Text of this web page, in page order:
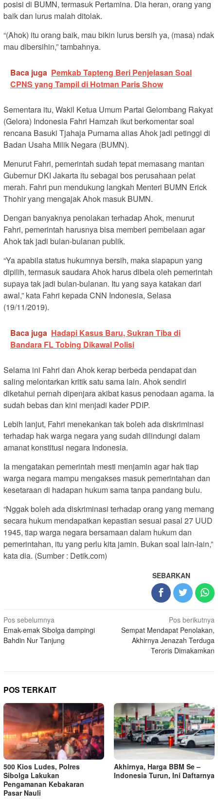
posisi di BUMN, termasuk Pertamina. Dia heran, orang yang
baik dan lurus malah ditolak.
“(Ahok) itu orang baik, mau bikin lurus bersih ya, (masa) ndak
mau dibersihin,” tambahnya.
Baca juga Pemkab Tapteng Beri Penjelasan Soal
CPNS yang Tampil di Hotman Paris Show
Sementara itu, Wakil Ketua Umum Partai Gelombang Rakyat
(Gelora) Indonesia Fahri Hamzah ikut berkomentar soal
rencana Basuki Tjahaja Purnama alias Ahok jadi petinggi di
Badan Usaha Milik Negara (BUMN).
Menurut Fahri, pemerintah sudah tepat memasang mantan
Gubernur DKI Jakarta itu sebagai bos perusahaan pelat
merah. Fahri pun mendukung langkah Menteri BUMN Erick
Thohir yang mengajak Ahok masuk BUMN.
Dengan banyaknya penolakan terhadap Ahok, menurut
Fahri, pemerintah harusnya bisa memberi pembelaan agar
Ahok tak jadi bulan-bulanan publik.
“Ya apabila status hukumnya bersih, maka siapapun yang
dipilih, termasuk saudara Ahok harus dibela oleh pemerintah
supaya tak jadi bulan-bulanan. Itu yang saya katakan dari
awal,” kata Fahri kepada CNN Indonesia, Selasa
(19/11/2019).
Baca juga Hadapi Kasus Baru, Sukran Tiba di
Bandara FL Tobing Dikawal Polisi
Selama ini Fahri dan Ahok kerap berbeda pendapat dan
saling melontarkan kritik satu sama lain. Ahok sendiri
diketahui pernah dipenjara akibat kasus penodaan agama. Ia
sudah bebas dan kini menjadi kader PDIP.
Lebih lanjut, Fahri menekankan tak boleh ada diskriminasi
terhadap hak warga negara yang sudah dilindungi dalam
amanat konstitusi negara Indonesia.
Ia mengatakan pemerintah mesti menjamin agar hak tiap
warga negara mampu mengakses masuk pemerintahan dan
kesetaraan di hadapan hukum sama tanpa pandang bulu.
“Nggak boleh ada diskriminasi terhadap orang yang memang
secara hukum mendapatkan kepastian sesuai pasal 27 UUD
1945, tiap warga negara bersamaan dalam hukum dan
pemerintahan, itu yang perlu kita jamin. Bukan soal lain-lain,”
kata dia. (Sumber : Detik.com)
SEBARKAN
Navigasi
pos
Pos sebelumnya
Emak-emak Sibolga dampingi
Bahdin Nur Tanjung
Pos berikutnya
Sempat Mendapat Penolakan,
Akhirnya Jenazah Terduga
Teroris Dimakamkan
POS TERKAIT
500 Kios Ludes, Polres
Sibolga Lakukan
Pengamanan Kebakaran
Pasar Nauli
Akhirnya, Harga BBM Se –
Indonesia Turun, Ini Daftarnya